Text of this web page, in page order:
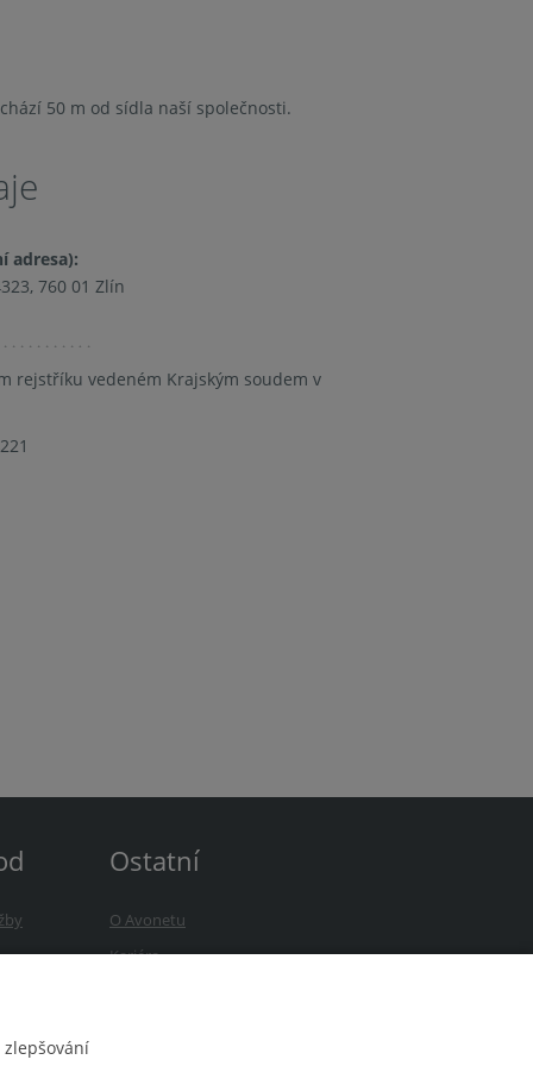
50 m od sídla naší společnosti.
adresa):
760 01 Zlín
rejstříku vedeném Krajským soudem v
Ostatní
O Avonetu
Kariéra